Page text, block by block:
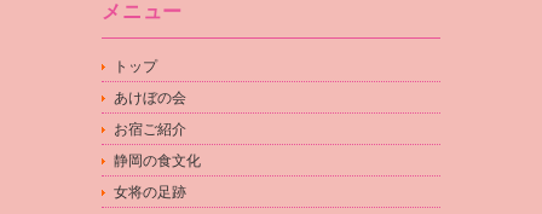
メニュー
トップ
あけぼの会
お宿ご紹介
静岡の食文化
女将の足跡